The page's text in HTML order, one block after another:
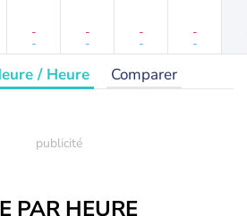
-
-
-
-
-
-
-
-
/ Heure Comparer
PAR HEURE